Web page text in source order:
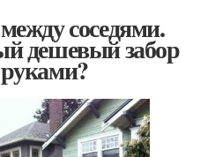
соседями.
дешевый забор